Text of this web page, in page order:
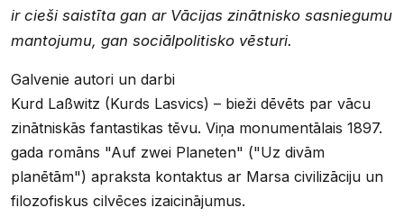
ir cieši saistīta gan ar Vācijas zinātnisko sasniegumu
mantojumu, gan sociālpolitisko vēsturi.
Galvenie autori un darbi
Kurd Laßwitz (Kurds Lasvics) – bieži dēvēts par vācu
zinātniskās fantastikas tēvu. Viņa monumentālais 1897.
gada romāns "Auf zwei Planeten" ("Uz divām
planētām") apraksta kontaktus ar Marsa civilizāciju un
filozofiskus cilvēces izaicinājumus.